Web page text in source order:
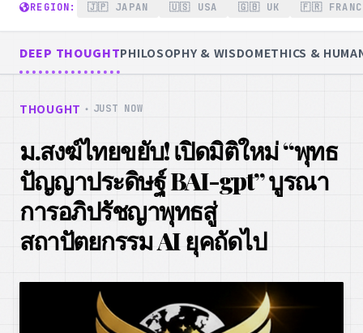
REGION: 🇯🇵 JAPAN 🇺🇸 USA 🇬🇧 UK 🇫🇷
DEEP THOUGHTPHILOSOPHY & WISDOMETHICS &
THOUGHT ・ JUST NOW
ม.สงฆ์ไทยขยับ! เปิดมิติใหม่ “พุทธ
ปัญญาประดิษฐ์ BAI-gpt” บูรณา
การอภิปรัชญาพุทธสู่
สถาปัตยกรรม AI ยุคถัดไป